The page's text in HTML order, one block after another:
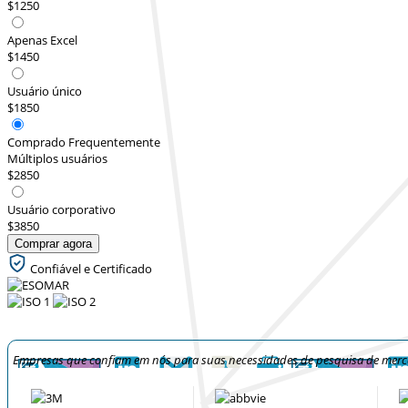
$1250
Apenas Excel
$1450
Usuário único
$1850
Comprado Frequentemente
Múltiplos usuários
$2850
Usuário corporativo
$3850
Comprar agora
Confiável e Certificado
Empresas que confiam em nós para suas necessidades de pesquisa de